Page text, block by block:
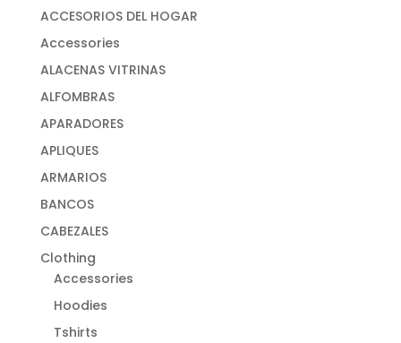
ACCESORIOS DEL HOGAR
Accessories
ALACENAS VITRINAS
ALFOMBRAS
APARADORES
APLIQUES
ARMARIOS
BANCOS
CABEZALES
Clothing
Accessories
Hoodies
Tshirts